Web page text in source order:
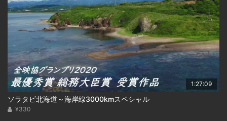
1:27:09
ソラタビ北海道～海岸線3000kmスペシャル
¥330